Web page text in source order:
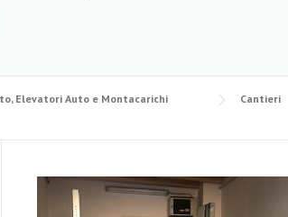
Elevatori Auto e Montacarichi Cantieri